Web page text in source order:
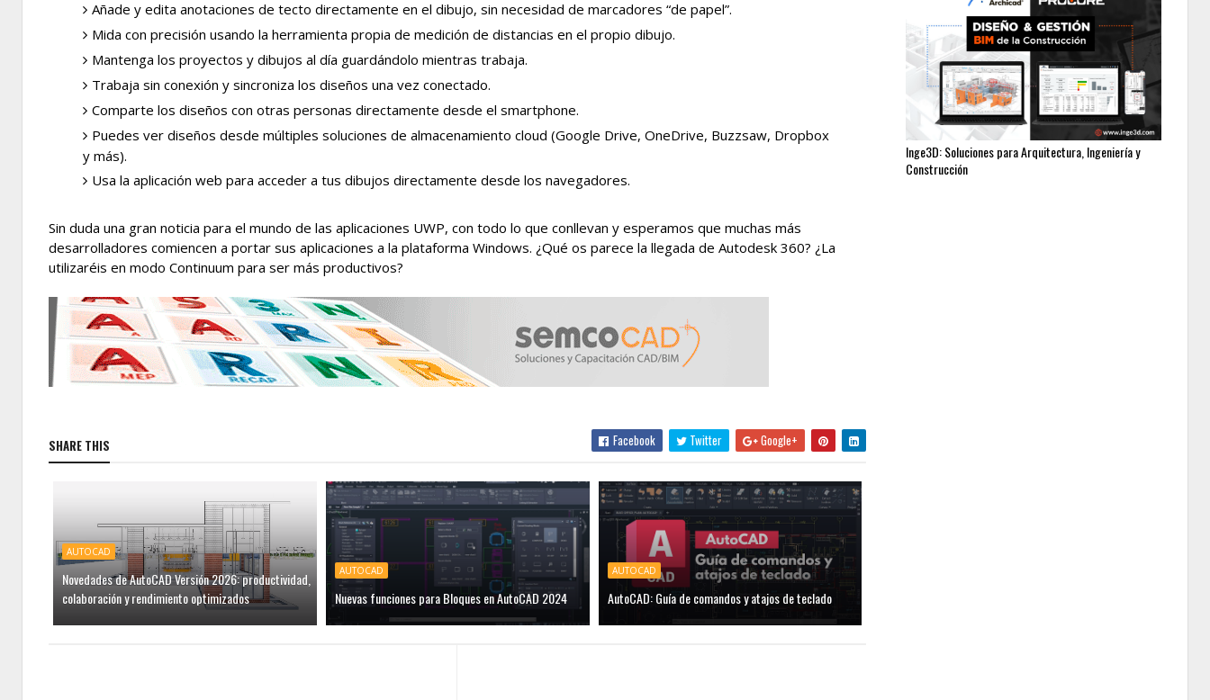
Añade y edita anotaciones de tecto directamente en el dibujo, sin necesidad de marcadores “de papel”.
Mida con precisión usando la herramienta propia de medición de distancias en el propio dibujo.
Mantenga los proyectos y dibujos al día guardándolo mientras trabaja.
Trabaja sin conexión y sincroniza los diseños una vez conectado.
Comparte los diseños con otras personas directamente desde el smartphone.
Puedes ver diseños desde múltiples soluciones de almacenamiento cloud (Google Drive, OneDrive, Buzzsaw, Dropbox
y más).
Usa la aplicación web para acceder a tus dibujos directamente desde los navegadores.
Sin duda una gran noticia para el mundo de las aplicaciones UWP, con todo lo que conllevan y esperamos que muchas más
desarrolladores comiencen a portar sus aplicaciones a la plataforma Windows. ¿Qué os parece la llegada de Autodesk 360? ¿La
utilizaréis en modo Continuum para ser más productivos?
SHARE THIS Facebook Twitter Google+
AUTOCAD
Novedades de AutoCAD Versión 2026: productividad,
colaboración y rendimiento optimizados
AUTOCAD
Nuevas funciones para Bloques en AutoCAD 2024
AUTOCAD
AutoCAD: Guía de comandos y atajos de teclado
Inge3D: Soluciones para Arquitectura, Ingeniería y
Construcción